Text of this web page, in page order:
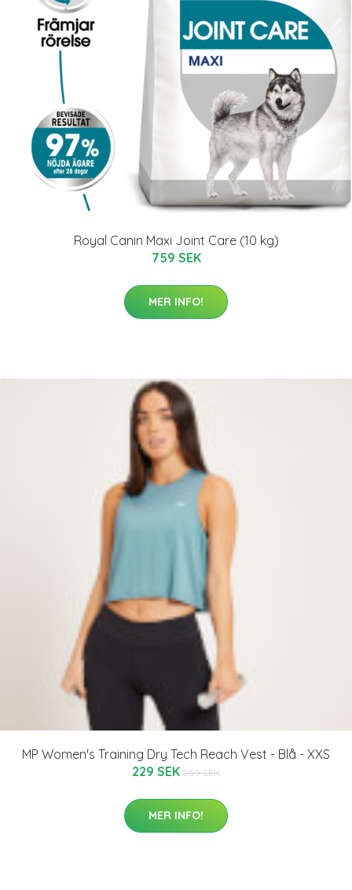
Royal Canin Maxi Joint Care (10 kg)
759 SEK
MER INFO!
MP Women's Training Dry Tech Reach Vest - Blå - XXS
229 SEK 259 SEK
MER INFO!